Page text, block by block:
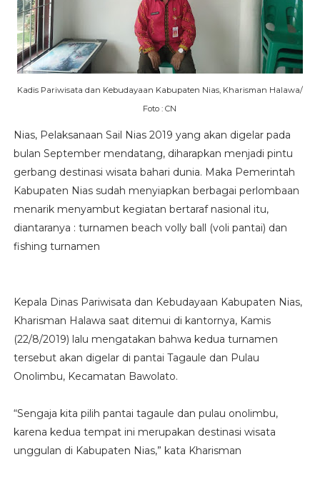
Kadis Pariwisata dan Kebudayaan Kabupaten Nias, Kharisman Halawa/
Foto : CN
Nias, Pelaksanaan Sail Nias 2019 yang akan digelar pada
bulan September mendatang, diharapkan menjadi pintu
gerbang destinasi wisata bahari dunia. Maka Pemerintah
Kabupaten Nias sudah menyiapkan berbagai perlombaan
menarik menyambut kegiatan bertaraf nasional itu,
diantaranya : turnamen beach volly ball (voli pantai) dan
fishing turnamen
Kepala Dinas Pariwisata dan Kebudayaan Kabupaten Nias,
Kharisman Halawa saat ditemui di kantornya, Kamis
(22/8/2019) lalu mengatakan bahwa kedua turnamen
tersebut akan digelar di pantai Tagaule dan Pulau
Onolimbu, Kecamatan Bawolato.
“Sengaja kita pilih pantai tagaule dan pulau onolimbu,
karena kedua tempat ini merupakan destinasi wisata
unggulan di Kabupaten Nias,” kata Kharisman